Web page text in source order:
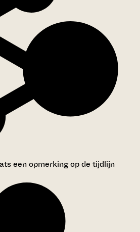
een opmerking op de tijdlijn